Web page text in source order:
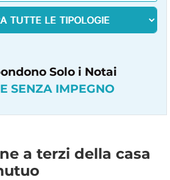
Solo i Notai
SENZA IMPEGNO
a terzi della casa